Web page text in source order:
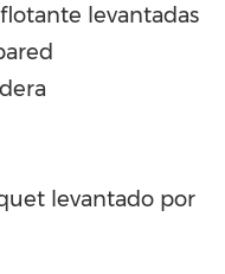
levantadas
levantado por